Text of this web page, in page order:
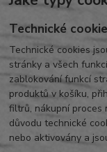
Technické
Technické cookies
stránky a všech
zablokování funkcí
produktů v košíku,
filtrů, nákupní proces
důvodu technické
nebo aktivovány a